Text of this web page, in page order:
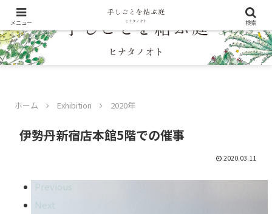
ホーム Exhibition 2020年
伊勢丹新宿店本館5階での催事
2020.03.11
Previous
Next
メニュー 検索